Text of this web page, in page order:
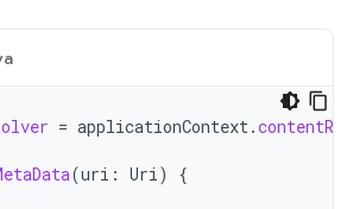
= applicationContext.
(uri : Uri) {